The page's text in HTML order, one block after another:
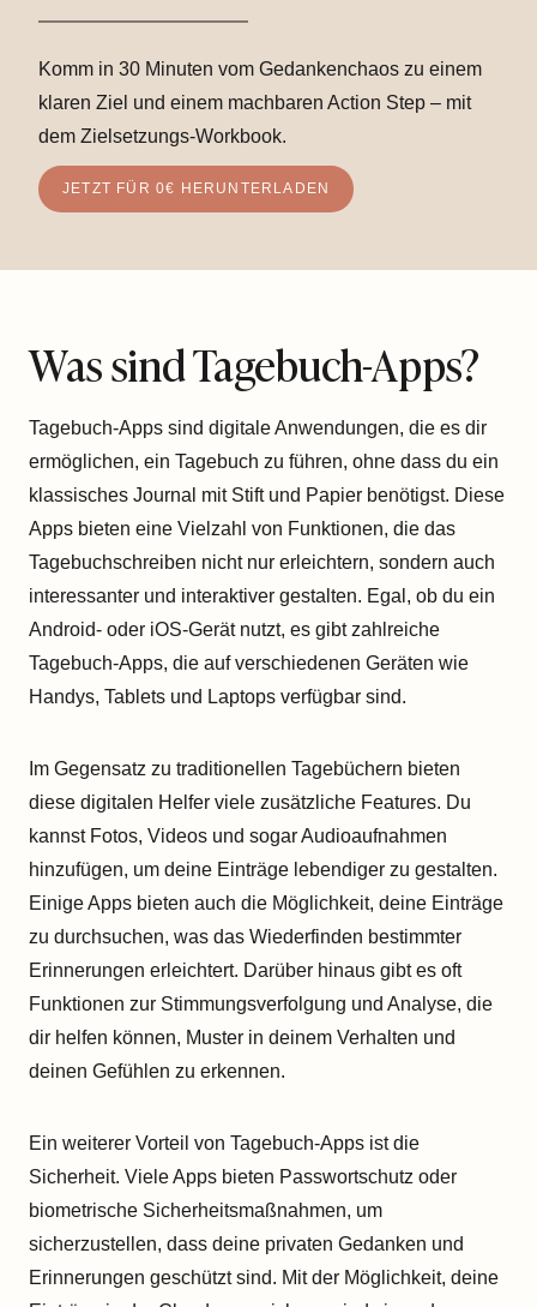
Komm in 30 Minuten vom Gedankenchaos zu einem
klaren Ziel und einem machbaren Action Step – mit
dem Zielsetzungs-Workbook.
JETZT FÜR 0€ HERUNTERLADEN
Was sind Tagebuch-Apps?
Tagebuch-Apps sind digitale Anwendungen, die es dir
ermöglichen, ein Tagebuch zu führen, ohne dass du ein
klassisches Journal mit Stift und Papier benötigst. Diese
Apps bieten eine Vielzahl von Funktionen, die das
Tagebuchschreiben nicht nur erleichtern, sondern auch
interessanter und interaktiver gestalten. Egal, ob du ein
Android- oder iOS-Gerät nutzt, es gibt zahlreiche
Tagebuch-Apps, die auf verschiedenen Geräten wie
Handys, Tablets und Laptops verfügbar sind.
Im Gegensatz zu traditionellen Tagebüchern bieten
diese digitalen Helfer viele zusätzliche Features. Du
kannst Fotos, Videos und sogar Audioaufnahmen
hinzufügen, um deine Einträge lebendiger zu gestalten.
Einige Apps bieten auch die Möglichkeit, deine Einträge
zu durchsuchen, was das Wiederfinden bestimmter
Erinnerungen erleichtert. Darüber hinaus gibt es oft
Funktionen zur Stimmungsverfolgung und Analyse, die
dir helfen können, Muster in deinem Verhalten und
deinen Gefühlen zu erkennen.
Ein weiterer Vorteil von Tagebuch-Apps ist die
Sicherheit. Viele Apps bieten Passwortschutz oder
biometrische Sicherheitsmaßnahmen, um
sicherzustellen, dass deine privaten Gedanken und
Erinnerungen geschützt sind. Mit der Möglichkeit, deine